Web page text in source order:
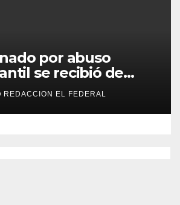
por abuso
se recibió de
dentro del
de La
REDACCION EL FEDERAL